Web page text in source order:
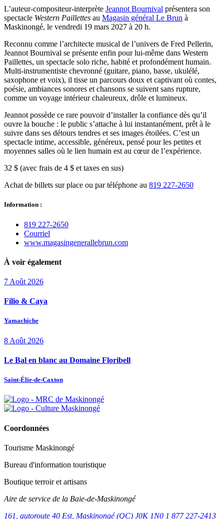
L’auteur-compositeur-interprète Jeannot Bournival présentera son
spectacle Western Paillettes au Magasin général Le Brun à
Maskinongé, le vendredi 19 mars 2027 à 20 h.
Reconnu comme l’architecte musical de l’univers de Fred Pellerin,
Jeannot Bournival se présente enfin pour lui-même dans Western
Paillettes, un spectacle solo riche, habité et profondément humain.
Multi-instrumentiste chevronné (guitare, piano, basse, ukulélé,
saxophone et voix), il tisse un parcours doux et captivant où contes,
poésie, ambiances sonores et chansons se suivent sans rupture,
comme un voyage intérieur chaleureux, drôle et lumineux.
Jeannot possède ce rare pouvoir d’installer la confiance dès qu’il
ouvre la bouche : le public s’attache à lui instantanément, prêt à le
suivre dans ses détours tendres et ses images étoilées. C’est un
spectacle intime, accessible, généreux, pensé pour les petites et
moyennes salles où le lien humain est au cœur de l’expérience.
32 $ (avec frais de 4 $ et taxes en sus)
Achat de billets sur place ou par téléphone au 819 227-2650
Information :
819 227‑2650
Courriel
www.magasingenerallebrun.com
À voir également
7 Août 2026
Filio & Caya
Yamachiche
8 Août 2026
Le Bal en blanc au Domaine Floribell
Saint-Élie-de-Caxton
Coordonnées
Tourisme Maskinongé
Bureau d'information touristique
Boutique terroir et artisans
Aire de service de la Baie-de-Maskinongé
161, autoroute 40 Est, Maskinongé (QC) J0K 1N0 1 877 227-2413